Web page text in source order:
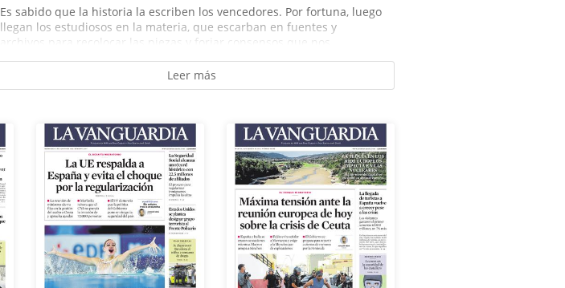
Es sabido que la historia la escriben los vencedores. Por fortuna, luego
llegan los estudiosos en la materia, que escarban en fuentes y
archivos para recolocar las piezas y forjar consensos que nos...
Leer más